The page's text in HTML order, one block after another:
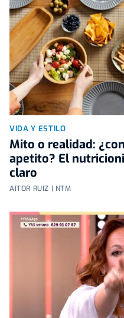
VIDA Y ESTILO
Mito o realidad:
apetito? El
claro
AITOR RUIZ | NTM